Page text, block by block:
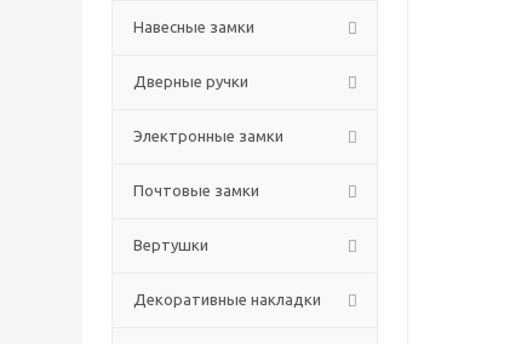
Навесные замки
Дверные ручки
Электронные замки
Почтовые замки
Вертушки
Декоративные накладки